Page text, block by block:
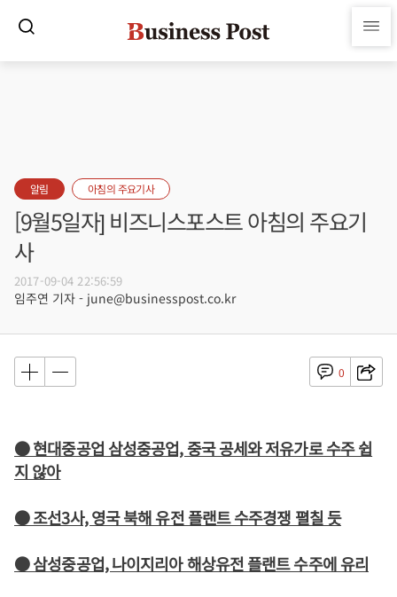
알림 아침의 주요기사
[9월5일자] 비즈니스포스트 아침의 주요기
사
2017-09-04 22:56:59
임주연 기자 - june@businesspost.co.kr
0
● 현대중공업 삼성중공업, 중국 공세와 저유가로 수주 쉽
지 않아
● 조선3사, 영국 북해 유전 플랜트 수주경쟁 펼칠 듯
● 삼성중공업, 나이지리아 해상유전 플랜트 수주에 유리